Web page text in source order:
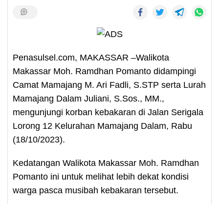
Penasulsel.com, MAKASSAR –Walikota
Makassar Moh. Ramdhan Pomanto didampingi
Camat Mamajang M. Ari Fadli, S.STP serta Lurah
Mamajang Dalam Juliani, S.Sos., MM.,
mengunjungi korban kebakaran di Jalan Serigala
Lorong 12 Kelurahan Mamajang Dalam, Rabu
(18/10/2023).
Kedatangan Walikota Makassar Moh. Ramdhan
Pomanto ini untuk melihat lebih dekat kondisi
warga pasca musibah kebakaran tersebut.